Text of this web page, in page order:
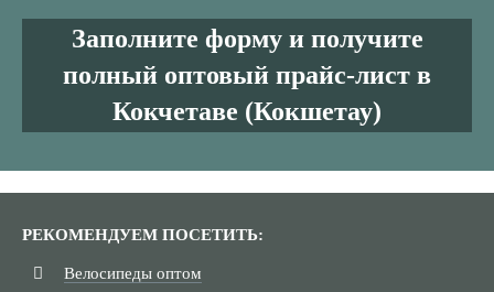
Заполните форму и получите
полный оптовый прайс-лист в
Кокчетаве (Кокшетау)
РЕКОМЕНДУЕМ ПОСЕТИТЬ:
Велосипеды оптом